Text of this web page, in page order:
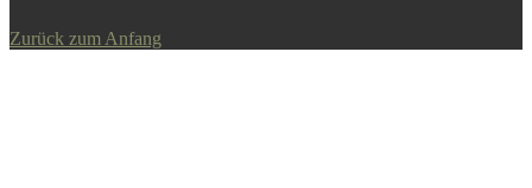
Zurück zum Anfang